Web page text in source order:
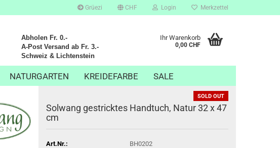
Grüezi CHF Login Merkzettel
Abholen Fr. 0.-
A-Post Versand ab Fr. 3.-
Schweiz & Lichtenstein
Ihr Warenkorb
0,00 CHF
NATURGARTEN KREIDEFARBE SALE
SOLD OUT
Solwang gestricktes Handtuch, Natur 32 x 47
cm
Art.Nr.:
BH0202